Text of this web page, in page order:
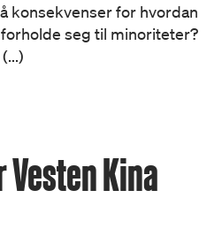
konsekvenser for hvordan
seg til minoriteter?
Kina